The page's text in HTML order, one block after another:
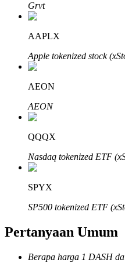
Mitra Bitrue
Afiliasi Bitrue
Grvt
AAPLX
Apple tokenized stock
AEON
AEON
QQQX
Nasdaq tokenized ETF
SPYX
SP500 tokenized ETF
Pertanyaan Umum
Berapa harga 1 DASH